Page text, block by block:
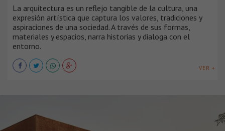
La arquitectura es un reflejo tangible de la cultura, una
expresión artística que captura los valores, tradiciones y
aspiraciones de una sociedad. A través de sus formas,
materiales y espacios, narra historias y dialoga con el
entorno.
VER +